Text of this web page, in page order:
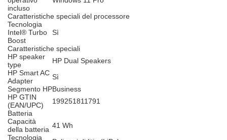
incluso
Caratteristiche speciali del processore
Tecnologia
Intel® Turbo
Boost
Sì
Caratteristiche speciali
HP speaker
type
HP Dual Speakers
HP Smart AC
Adapter
Sì
Segmento HPBusiness
HP GTIN
(EAN/UPC)
199251811791
Batteria
Capacità
della batteria 41 Wh
Tecnologia